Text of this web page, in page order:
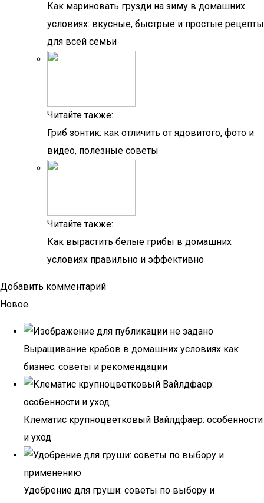
Как мариновать грузди на зиму в домашних
условиях: вкусные, быстрые и простые рецепты
для всей семьи
Читайте также:
Гриб зонтик: как отличить от ядовитого, фото и
видео, полезные советы
Читайте также:
Как вырастить белые грибы в домашних
условиях правильно и эффективно
Добавить комментарий
Новое
Выращивание крабов в домашних условиях как
бизнес: советы и рекомендации
Клематис крупноцветковый Вайлдфаер: особенности
и уход
Удобрение для груши: советы по выбору и